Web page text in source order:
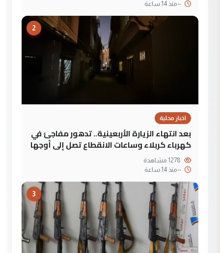
--منذ 14 ساعة
2
اخبار محلية
بعد انتهاء الزيارة الأربعينية.. تدهور مفاجئ في
كهرباء كربلاء وساعات الانقطاع تصل إلى أوجها
--منذ 14 ساعة
3